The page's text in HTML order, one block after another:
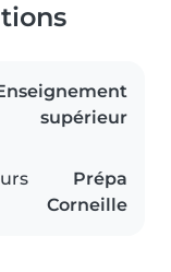
supérieur
Prépa
Corneille